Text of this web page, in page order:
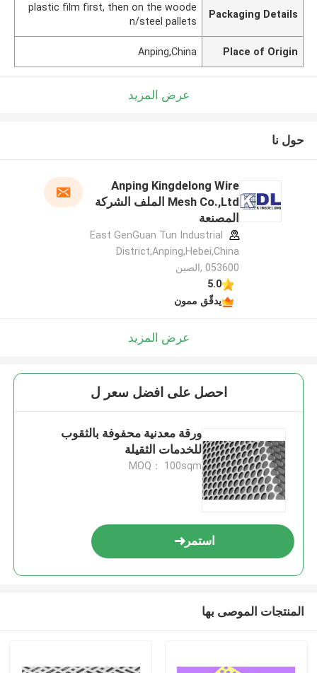
Packaging Details
plastic film first, then on the woode
n/steel pallets
Place of Origin
Anping,China
عرض المزيد
حول نا
Anping Kingdelong Wire
Mesh Co.,Ltd الملف الشركة
المصنعة
East GenGuan Tun Industrial
District,Anping,Hebei,China
053600 ,الصين
5.0
يدقّق ممون
عرض المزيد
احصل على افضل سعر ل
ورقة معدنية محفوفة بالثقوب
للخدمات الثقيلة
MOQ： 100sqm
استمر
المنتجات الموصى بها